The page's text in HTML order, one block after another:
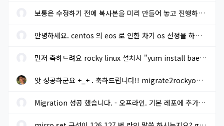
보통은 수정하기 전에 복사본을 미리 만들어 놓고 진행하면 됩니다. ...
안녕하세요. centos 의 eos 로 인한 차기 os 선정을 하려고 합니다. r...
먼저 축하드려요 rocky linux 설치시 "yum install baekmuk-ttf-...
앗 성공하군요 +_+ . 축하드립니다!! migrate2rockyoffline.sh 로 파...
Migration 성공 했습니다. - 오프라인. 기본 레포에 추가적으로 extra...